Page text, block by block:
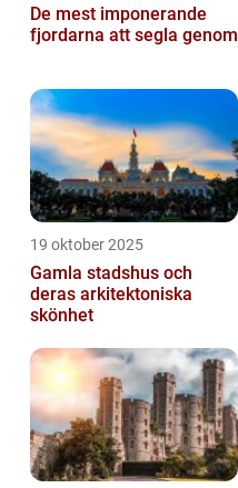
De mest imponerande
fjordarna att segla genom
19 oktober 2025
Gamla stadshus och
deras arkitektoniska
skönhet